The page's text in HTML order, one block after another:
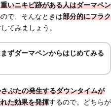
重いニキビ跡がある人はダーマペン
ので、そんなときは部分的にフラク
てみましょう。
ずダーマペンからはじめてみる
ぶたの発生するダウンタイムが
た効果を発揮するので。どちらが